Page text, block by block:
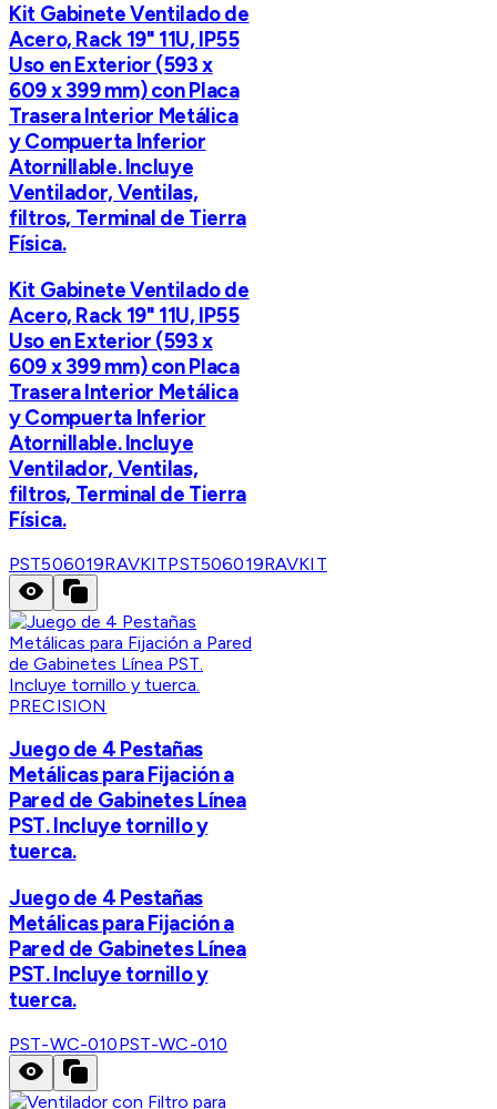
Kit Gabinete Ventilado de
Acero, Rack 19" 11U, IP55
Uso en Exterior (593 x
609 x 399 mm) con Placa
Trasera Interior Metálica
y Compuerta Inferior
Atornillable. Incluye
Ventilador, Ventilas,
filtros, Terminal de Tierra
Física.
Kit Gabinete Ventilado de
Acero, Rack 19" 11U, IP55
Uso en Exterior (593 x
609 x 399 mm) con Placa
Trasera Interior Metálica
y Compuerta Inferior
Atornillable. Incluye
Ventilador, Ventilas,
filtros, Terminal de Tierra
Física.
PST506019RAVKITPST506019RAVKIT
PRECISION
Juego de 4 Pestañas
Metálicas para Fijación a
Pared de Gabinetes Línea
PST. Incluye tornillo y
tuerca.
Juego de 4 Pestañas
Metálicas para Fijación a
Pared de Gabinetes Línea
PST. Incluye tornillo y
tuerca.
PST-WC-010PST-WC-010